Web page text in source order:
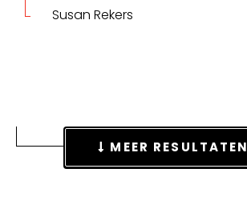
Susan Rekers
MEER RESULTATEN